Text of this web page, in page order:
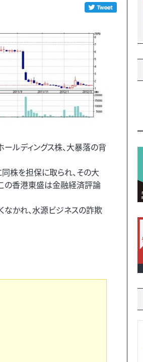
ールディングス株、大暴落の背
株を担保に取られ、その大
この香港東盛は金融経済評論
なかれ、水源ビジネスの詐欺